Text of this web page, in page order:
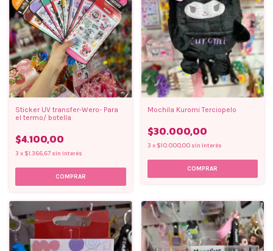
Sticker UV transfer-Wero- Para
el termo/ botella
$4.100,00
3 x $1.366,67 sin interés
COMPRAR
Mochila Kuromi Terciopelo
$30.000,00
3 x $10.000,00 sin interés